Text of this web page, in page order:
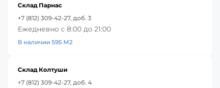
Склад Парнас
+7 (812) 309-42-27, доб. 3
Ежедневно с 8:00 до 21:00
В наличии 595 М2
Склад Колтуши
+7 (812) 309-42-27, доб. 4